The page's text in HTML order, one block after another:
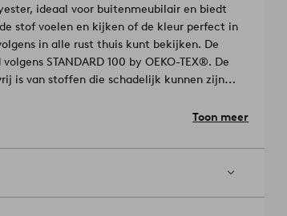
ideaal voor buitenmeubilair en biedt
stof voelen en kijken of de kleur perfect in
in alle rust thuis kunt bekijken. De
STANDARD 100 by OEKO-TEX®. De
is van stoffen die schadelijk kunnen zijn
OEKO-tex 1907081
Toon meer